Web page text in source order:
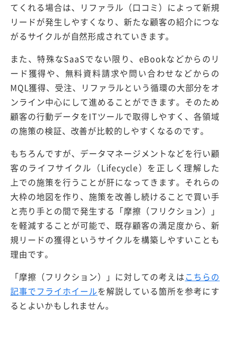
てくれる場合は、リファラル（口コミ）によって新規
リードが発生しやすくなり、新たな顧客の紹介につな
がるサイクルが自然形成されていきます。
また、特殊なSaaSでない限り、eBookなどからのリ
ード獲得や、無料資料請求や問い合わせなどからの
MQL獲得、受注、リファラルという循環の大部分をオ
ンライン中心にして進めることができます。そのため
顧客の行動データをITツールで取得しやすく、各領域
の施策の検証、改善が比較的しやすくなるのです。
もちろんですが、データマネージメントなどを行い顧
客のライフサイクル（Lifecycle）を正しく理解した
上での施策を行うことが肝になってきます。それらの
大枠の地図を作り、施策を改善し続けることで買い手
と売り手との間で発生する「摩擦（フリクション）」
を軽減することが可能で、既存顧客の満足度から、新
規リードの獲得というサイクルを構築しやすいことも
理由です。
「摩擦（フリクション）」に対しての考えはこちらの
記事でフライホイールを解説している箇所を参考にす
るとよいかもしれません。